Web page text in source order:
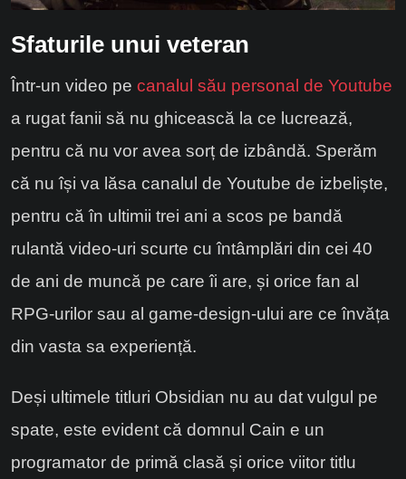
Sfaturile unui veteran
Într-un video pe canalul său personal de Youtube
a rugat fanii să nu ghicească la ce lucrează,
pentru că nu vor avea sorț de izbândă. Sperăm
că nu își va lăsa canalul de Youtube de izbeliște,
pentru că în ultimii trei ani a scos pe bandă
rulantă video-uri scurte cu întâmplări din cei 40
de ani de muncă pe care îi are, și orice fan al
RPG-urilor sau al game-design-ului are ce învăța
din vasta sa experiență.
Deși ultimele titluri Obsidian nu au dat vulgul pe
spate, este evident că domnul Cain e un
programator de primă clasă și orice viitor titlu